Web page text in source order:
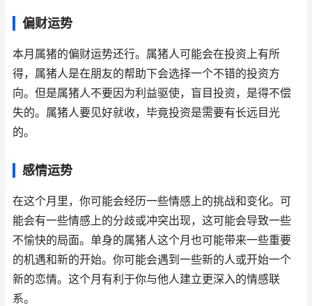
偏财运势
本月属猪的偏财运势还行。属猪人可能会在投资上有所
得，属猪人是在朋友的帮助下会选择一个不错的投资方
向。但是属猪人不要因为利益驱使，盲目投资，是得不偿
失的。属猪人要见好就收，毕竟投资是需要有长远目光
的。
感情运势
在这个月里，你可能会经历一些情感上的挑战和变化。可
能会有一些情感上的分歧或冲突出现，这可能会导致一些
不愉快的局面。单身的属猪人这个月也可能带来一些重要
的机遇和新的开始。你可能会遇到一些新的人或开始一个
新的恋情。这个月有利于你与他人建立更深入的情感联
系。